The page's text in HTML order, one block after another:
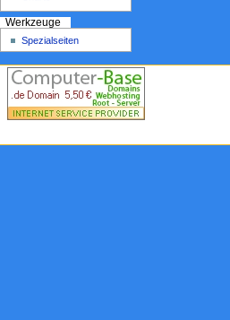
Werkzeuge
Spezialseiten